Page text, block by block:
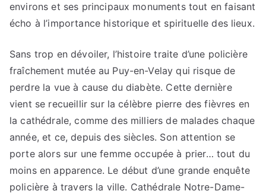
environs et ses principaux monuments tout en faisant
écho à l’importance historique et spirituelle des lieux.
Sans trop en dévoiler, l’histoire traite d’une policière
fraîchement mutée au Puy-en-Velay qui risque de
perdre la vue à cause du diabète. Cette dernière
vient se recueillir sur la célèbre pierre des fièvres en
la cathédrale, comme des milliers de malades chaque
année, et ce, depuis des siècles. Son attention se
porte alors sur une femme occupée à prier… tout du
moins en apparence. Le début d’une grande enquête
policière à travers la ville. Cathédrale Notre-Dame-